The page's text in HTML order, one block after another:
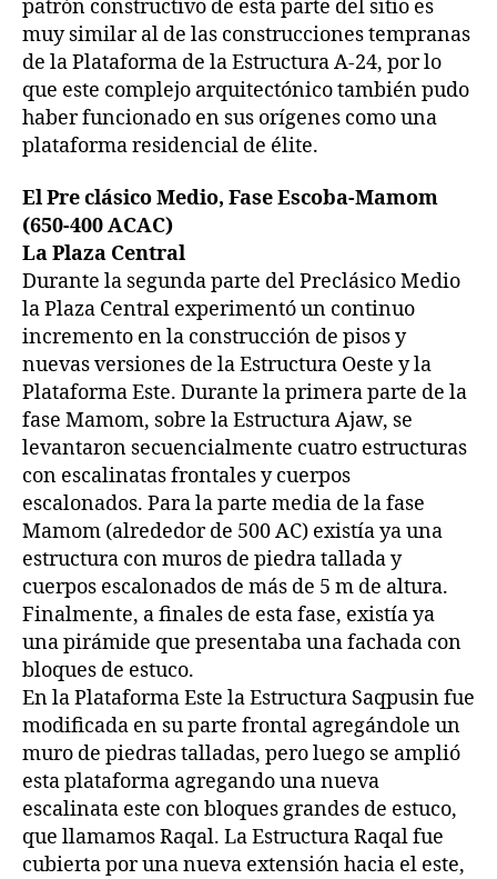
patrón constructivo de esta parte del sitio es
muy similar al de las construcciones tempranas
de la Plataforma de la Estructura A-24, por lo
que este complejo arquitectónico también pudo
haber funcionado en sus orígenes como una
plataforma residencial de élite.
El Pre clásico Medio, Fase Escoba-Mamom
(650-400 ACAC)
La Plaza Central
Durante la segunda parte del Preclásico Medio
la Plaza Central experimentó un continuo
incremento en la construcción de pisos y
nuevas versiones de la Estructura Oeste y la
Plataforma Este. Durante la primera parte de la
fase Mamom, sobre la Estructura Ajaw, se
levantaron secuencialmente cuatro estructuras
con escalinatas frontales y cuerpos
escalonados. Para la parte media de la fase
Mamom (alrededor de 500 AC) existía ya una
estructura con muros de piedra tallada y
cuerpos escalonados de más de 5 m de altura.
Finalmente, a finales de esta fase, existía ya
una pirámide que presentaba una fachada con
bloques de estuco.
En la Plataforma Este la Estructura Saqpusin fue
modificada en su parte frontal agregándole un
muro de piedras talladas, pero luego se amplió
esta plataforma agregando una nueva
escalinata este con bloques grandes de estuco,
que llamamos Raqal. La Estructura Raqal fue
cubierta por una nueva extensión hacia el este,